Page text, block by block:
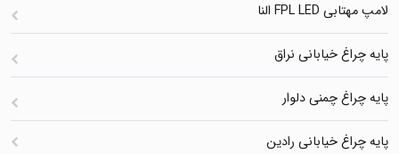
لامپ مهتابی FPL LED النا
پایه چراغ خیابانی نراق
پایه چراغ چمنی دلوار
پایه چراغ خیابانی رادین